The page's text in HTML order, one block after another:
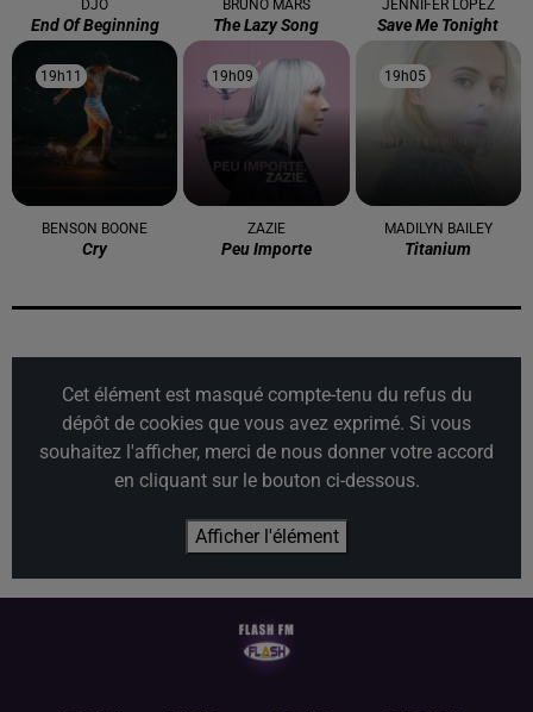
DJO
End Of Beginning
BRUNO MARS
The Lazy Song
JENNIFER LOPEZ
Save Me Tonight
19h11
19h11
BENSON BOONE
Cry
19h09
19h09
ZAZIE
Peu Importe
19h05
19h05
MADILYN BAILEY
Titanium
Cet élément est masqué compte-tenu du refus du
dépôt de cookies que vous avez exprimé. Si vous
souhaitez l'afficher, merci de nous donner votre accord
en cliquant sur le bouton ci-dessous.
Afficher l'élément